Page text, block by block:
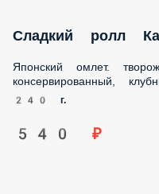
Сладкий ролл
Японский омлет. творожная
консервированный,
240 г.
540 ₽